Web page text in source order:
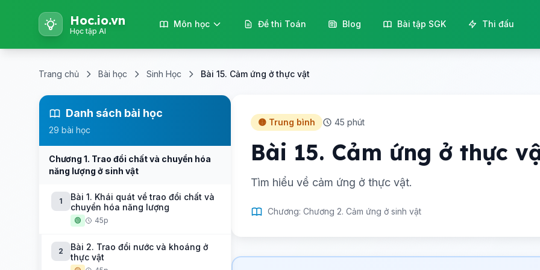
Hoc.io.vn
Học tập AI
Môn học Đề thi Toán Blog Bài tập SGK Thi đấu
Trang chủ Bài học Sinh Học Bài 15. Cảm ứng ở thực vật
🟡 Trung bình 45 phút
Bài 15. Cảm ứng ở thực
Tìm hiểu về cảm ứng ở thực vật.
Chương: Chương 2. Cảm ứng ở sinh vật
Danh sách bài học
29 bài học
Chương 1. Trao đổi chất và chuyển hóa
năng lượng ở sinh vật
1
Bài 1. Khái quát về trao đổi chất và
chuyển hóa năng lượng
🟢 45p
2
Bài 2. Trao đổi nước và khoáng ở
thực vật